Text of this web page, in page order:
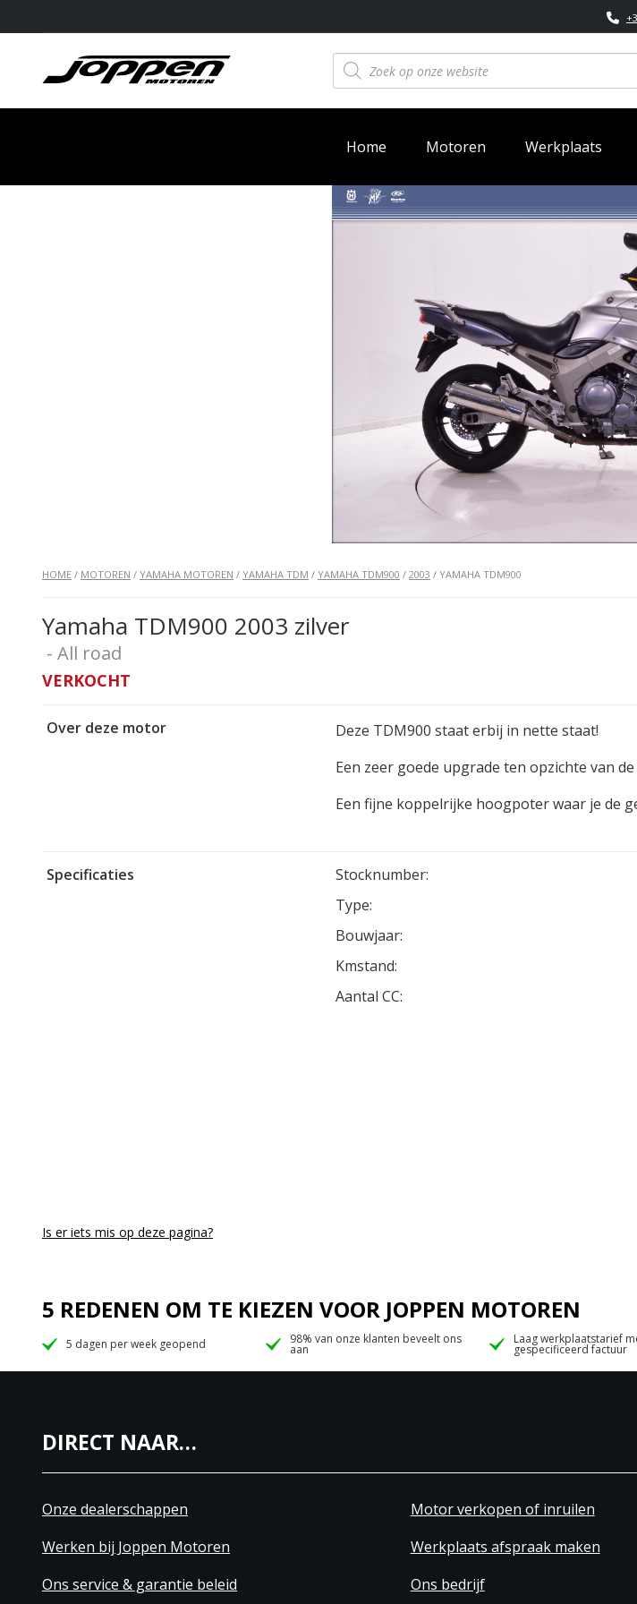
Producten
zoeken
Home Motoren Werkplaats
HOME / MOTOREN / YAMAHA MOTOREN / YAMAHA TDM / YAMAHA TDM900 / 2003 / YAMAHA TDM900
Yamaha TDM900 2003 zilver
- All road
VERKOCHT
Over deze motor
Deze TDM900 staat erbij in nette staat!
Een zeer goede upgrade ten opzichte van
Een fijne koppelrijke hoogpoter waar je de
Specificaties Stocknumber:
Type:
Bouwjaar:
Kmstand:
Aantal CC:
Is er iets mis op deze pagina?
5 REDENEN OM TE KIEZEN VOOR JOPPEN MOTOREN
5 dagen per week geopend 98% van onze klanten beveelt ons
aan
Laag werkplaatstarief
gespecificeerd factuur
DIRECT NAAR…
Onze dealerschappen
Motor verkopen of inruilen
Werken bij Joppen Motoren
Werkplaats afspraak maken
Ons service & garantie beleid
Ons bedrijf